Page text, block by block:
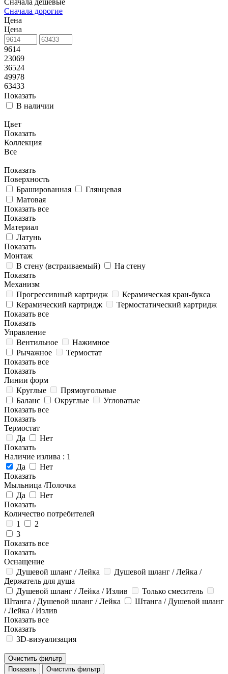
Сначала дешевые
Сначала дорогие
Цена
Цена
9614
23069
36524
49978
63433
Показать
В наличии
Цвет
Показать
Коллекция
Все
Показать
Поверхность
Брашированная
Глянцевая
Матовая
Показать все
Показать
Материал
Латунь
Показать
Монтаж
В стену (встраиваемый)
На стену
Показать
Механизм
Прогрессивный картридж
Керамическая кран-букса
Керамический картридж
Термостатический картридж
Показать все
Показать
Управление
Вентильное
Нажимное
Рычажное
Термостат
Показать все
Показать
Линии форм
Круглые
Прямоугольные
Баланс
Округлые
Угловатые
Показать все
Показать
Термостат
Да
Нет
Показать
Наличие излива : 1
Да
Нет
Показать
Мыльница /Полочка
Да
Нет
Показать
Количество потребителей
1
2
3
Показать все
Показать
Оснащение
Душевой шланг / Лейка
Душевой шланг / Лейка /
Держатель для душа
Душевой шланг / Лейка / Излив
Только смеситель
Штанга / Душевой шланг / Лейка
Штанга / Душевой шланг
/ Лейка / Излив
Показать все
Показать
3D-визуализация
Очистить фильтр
Показать
Очистить фильтр